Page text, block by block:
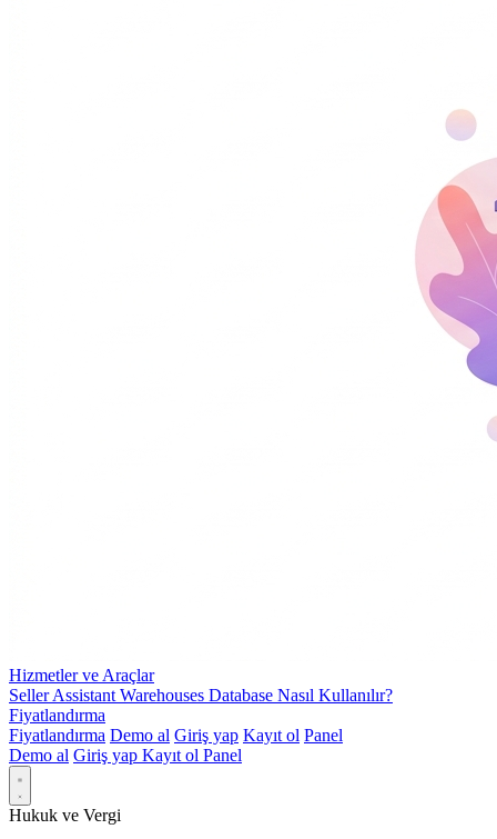
Hizmetler ve Araçlar
Seller Assistant Warehouses Database Nasıl Kullanılır?
Fiyatlandırma
Fiyatlandırma Demo al Giriş yap Kayıt ol Panel
Demo al Giriş yap Kayıt ol Panel
Hukuk ve Vergi